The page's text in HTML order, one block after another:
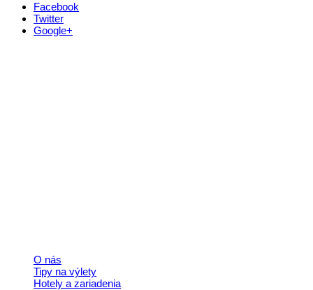
Facebook
Twitter
Google+
O nás
Tipy na výlety
Hotely a zariadenia